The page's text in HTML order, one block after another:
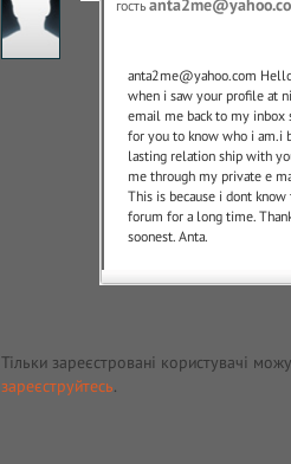
гость
anta2me@yahoo.com
when i saw your profile at
email me back to my inbox
for you to know who i am.i
lasting relation ship with
me through my private e
This is because i dont
forum for a long time.
soonest. Anta.
Тільки зареєстровані користувачі
зареєструйтесь.